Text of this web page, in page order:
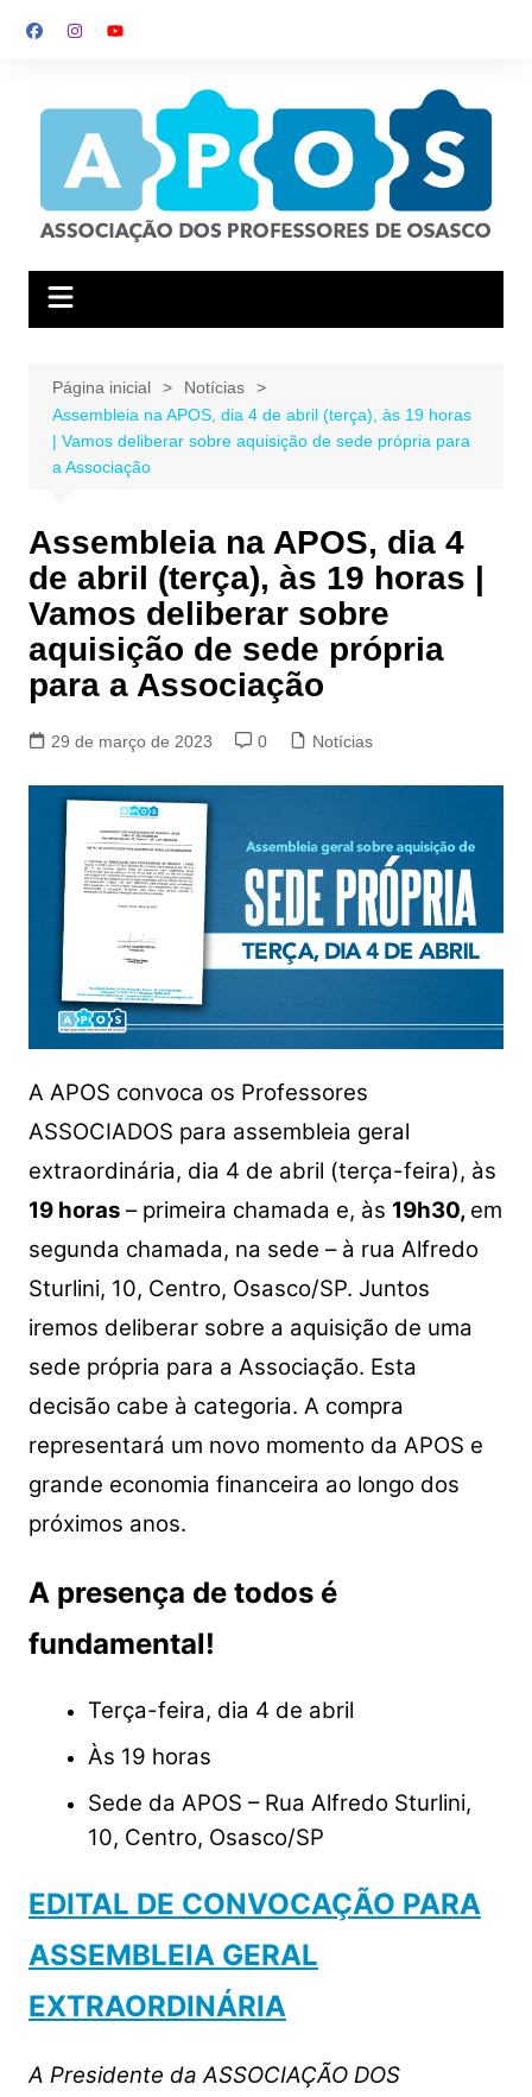
para
Página inicial
Notícias
Assembleia na APOS, dia 4 de abril (terça), às 19 horas
| Vamos deliberar sobre aquisição de sede própria para
a Associação
Assembleia na APOS, dia 4
de abril (terça), às 19 horas |
Vamos deliberar sobre
aquisição de sede própria
para a Associação
29 de março de 2023 0 Notícias
A APOS convoca os Professores
ASSOCIADOS para assembleia geral
extraordinária, dia 4 de abril (terça-feira), às
19 horas– primeira chamada e, às 19h30, em
segunda chamada, na sede – à rua Alfredo
Sturlini, 10, Centro, Osasco/SP. Juntos
iremos deliberar sobre a aquisição de uma
sede própria para a Associação. Esta
decisão cabe à categoria. A compra
representará um novo momento da APOS e
grande economia financeira ao longo dos
próximos anos.
A presença de todos é
fundamental!
Terça-feira, dia 4 de abril
Às 19 horas
Sede da APOS – Rua Alfredo Sturlini,
10, Centro, Osasco/SP
EDITAL DE CONVOCAÇÃO PARA
ASSEMBLEIA GERAL
EXTRAORDINÁRIA
A Presidente da ASSOCIAÇÃO DOS